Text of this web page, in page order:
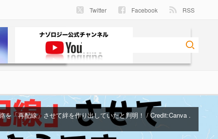
Twitter Facebook RSS
を「再配線」させて絆を作り出していたと判明！ / Credit:Canva .